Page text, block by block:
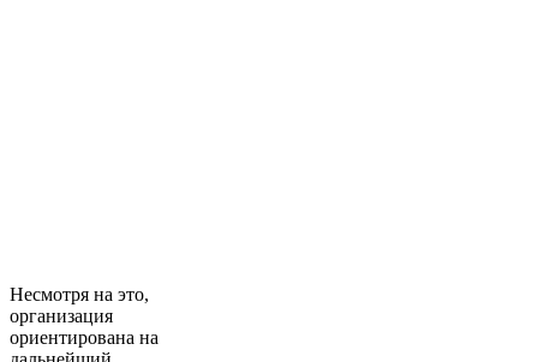
Несмотря на это,
организация
ориентирована на